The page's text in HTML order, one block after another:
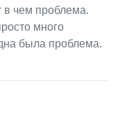
в чем проблема.
много
была проблема.